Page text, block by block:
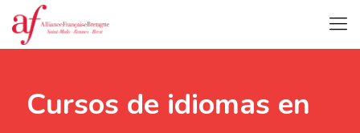
Cursos de idiomas en